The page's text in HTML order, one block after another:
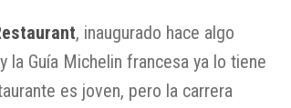
, inaugurado hace algo
la Guía Michelin francesa ya lo tiene
es joven, pero la carrera